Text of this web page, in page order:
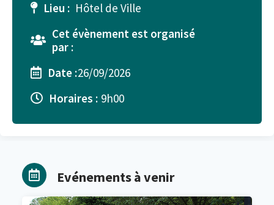
Lieu : Hôtel de Ville
Cet évènement est organisé
par :
Date :26/09/2026
Horaires : 9h00
Evénements à venir